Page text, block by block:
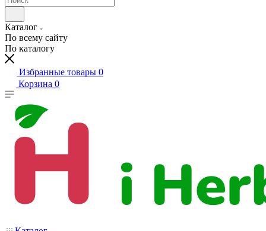
Каталог
По всему сайту
По каталогу
Избранные товары 0
Корзина 0